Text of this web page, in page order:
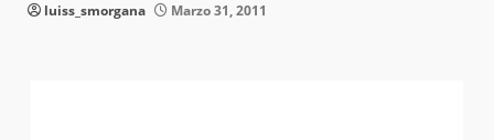
luiss_smorgana Marzo 31, 2011